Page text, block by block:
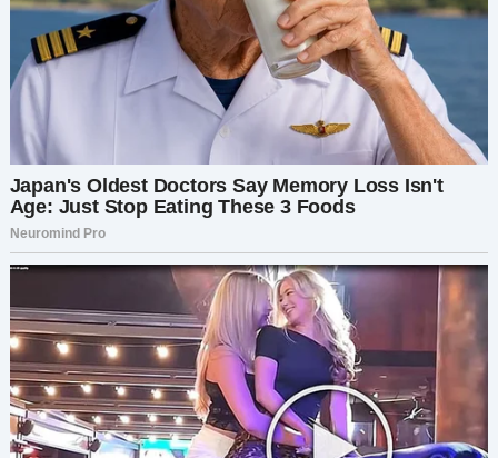
Как я уже сказала, мой отец был жестоким и
манипулятивным монстром — эгоцентричным,
высокомерным… он заботился только о себе и
о том, что его непосредственно касалось.
Иногда я задаюсь вопросом, как моя мать
вообще вышла за него замуж. Полагаю, этого я
никогда не узнаю. Что касается моей младшей
сестры Марины, вы, вероятно, можете понять,
каким человеком она выросла в таких
обстоятельствах. Мы были близки в детстве —
по крайней мере, до того, как всё это
случилось, — но после того, как мама сбежала,
всё стало только хуже.
Мой отец никогда меня не любил с детства, но